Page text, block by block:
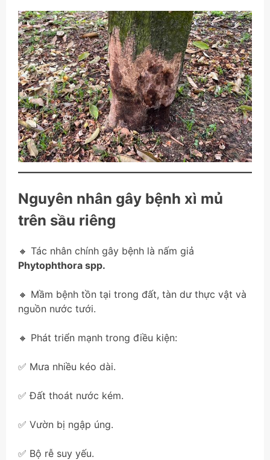
Nguyên nhân gây bệnh xì mủ
trên sầu riêng
🔸 Tác nhân chính gây bệnh là nấm giả
Phytophthora spp.
🔸 Mầm bệnh tồn tại trong đất, tàn dư thực vật và
nguồn nước tưới.
🔸 Phát triển mạnh trong điều kiện:
✅ Mưa nhiều kéo dài.
✅ Đất thoát nước kém.
✅ Vườn bị ngập úng.
✅ Bộ rễ suy yếu.